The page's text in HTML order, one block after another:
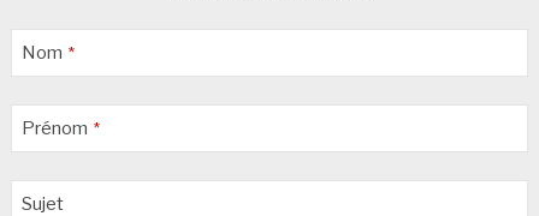
Name
Nom *
Prénom *
Sujet